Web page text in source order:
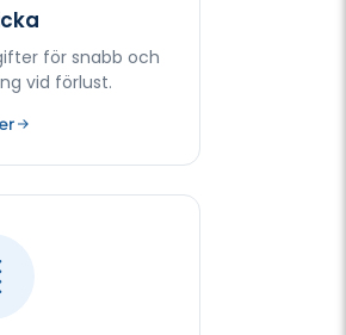
för snabb och
vid förlust.